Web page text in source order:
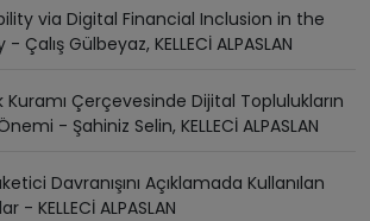
via Digital Financial Inclusion in the
Çalış Gülbeyaz, KELLECİ ALPASLAN
Kuramı Çerçevesinde Dijital Toplulukların
- Şahiniz Selin, KELLECİ ALPASLAN
Davranışını Açıklamada Kullanılan
- KELLECİ ALPASLAN